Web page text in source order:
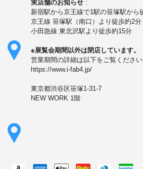
実店舗のお知らせ :
新宿駅から京王線で1駅の笹塚駅から
京王線 笹塚駅（南口）より徒歩約2分
小田急線 東北沢駅より徒歩約15分
※展覧会期間以外は閉店しています。
営業期間の詳細は以下をご覧ください
https://www.i-fab4.jp/
東京都渋谷区笹塚1-31-7
NEW WORK 1階